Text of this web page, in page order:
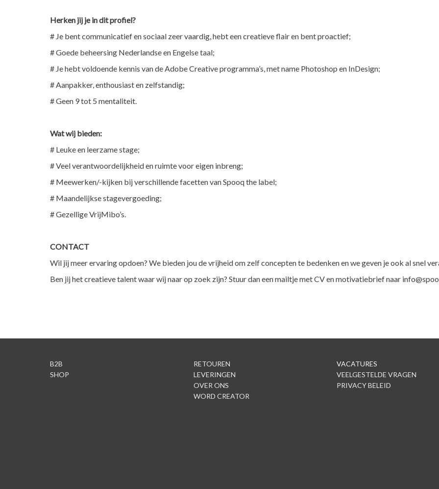
Herken jij je in dit profiel?
# Je bent communicatief en sociaal zeer vaardig, hebt een creatieve flair en bent proactief;
# Goede beheersing Nederlandse en Engelse taal;
# Je hebt voldoende kennis van de Adobe Creative programma’s, met name Photoshop en InDesign;
# Aanpakker, enthousiast en zelfstandig;
# Geen 9 tot 5 mentaliteit.
Wat wij bieden:
# Leuke en leerzame stage;
# Veel verantwoordelijkheid en ruimte voor eigen inbreng;
# Meewerken/-kijken bij verschillende facetten van Spooq the label;
# Maandelijkse stagevergoeding;
# Gezellige VrijMibo’s.
CONTACT
Wil jij meer ervaring opdoen? We bieden jou de vrijheid om zelf concepten te bedenken en we geven je ook al snel
Ben jij het creatieve talent waar wij naar op zoek zijn? Stuur dan een mailtje met CV en motivatiebrief naar
B2B
SHOP
RETOUREN
LEVERINGEN
OVER ONS
WORD CREATOR
VACATURES
VEELGESTELDE VRAGEN
PRIVACY BELEID